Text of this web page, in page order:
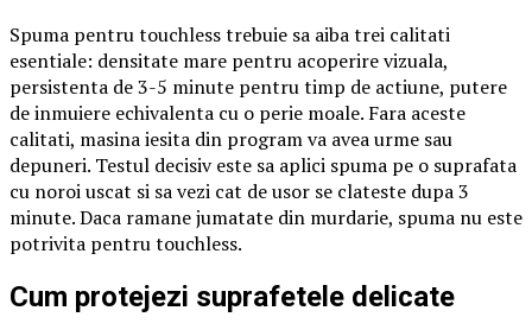
Spuma pentru touchless trebuie sa aiba trei calitati
esentiale: densitate mare pentru acoperire vizuala,
persistenta de 3-5 minute pentru timp de actiune, putere
de inmuiere echivalenta cu o perie moale. Fara aceste
calitati, masina iesita din program va avea urme sau
depuneri. Testul decisiv este sa aplici spuma pe o suprafata
cu noroi uscat si sa vezi cat de usor se clateste dupa 3
minute. Daca ramane jumatate din murdarie, spuma nu este
potrivita pentru touchless.
Cum protejezi suprafetele delicate